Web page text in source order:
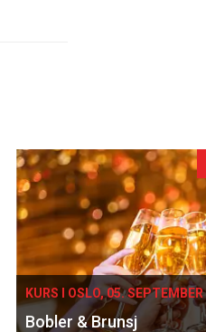
KURS I OSLO, 05. SEPTEMBER
Bobler & Brunsj